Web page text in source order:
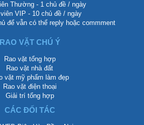
Thường - 1 chủ đề / ngày
VIP - 10 chủ đề / ngày
để vẫn có thể reply hoặc commment
RAO VẶT CHÚ Ý
Rao vặt tổng hợp
Rao vặt nhà đất
vặt mỹ phẩm làm đẹp
Rao vặt điện thoại
Giải trí tổng hợp
CÁC ĐỐI TÁC